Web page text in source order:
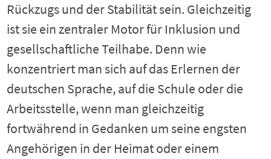
Rückzugs und der Stabilität sein. Gleichzeitig
ist sie ein zentraler Motor für Inklusion und
gesellschaftliche Teilhabe. Denn wie
konzentriert man sich auf das Erlernen der
deutschen Sprache, auf die Schule oder die
Arbeitsstelle, wenn man gleichzeitig
fortwährend in Gedanken um seine engsten
Angehörigen in der Heimat oder einem